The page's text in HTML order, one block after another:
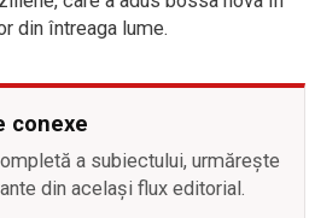
din întreaga lume.
conexe
a subiectului, urmărește
din același flux editorial.